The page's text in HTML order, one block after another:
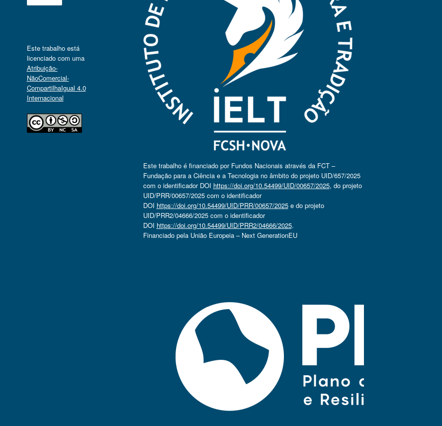
Este trabalho está
licenciado com uma
Atribuição-
NãoComercial-
CompartilhaIgual 4.0
Internacional
Este trabalho é financiado por Fundos Nacionais através da FCT –
Fundação para a Ciência e a Tecnologia no âmbito do projeto UID/657/2025
com o identificador DOI https://doi.org/10.54499/UID/00657/2025, do projeto
UID/PRR/00657/2025 com o identificador
DOI https://doi.org/10.54499/UID/PRR/00657/2025e do projeto
UID/PRR2/04666/2025 com o identificador
DOI https://doi.org/10.54499/UID/PRR2/04666/2025.
Financiado pela União Europeia – Next GenerationEU